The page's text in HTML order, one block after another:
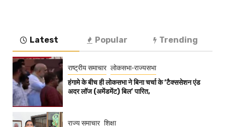
Latest Popular Trending
राष्ट्रीय समाचार लोकसभा-राज्यसभा
हंगामे के बीच ही लोकसभा ने बिना चर्चा के ‘टैक्ससेशन एंड
अदर लॉज (अमेंडमेंट) बिल’ पारित,
राज्य समाचार शिक्षा